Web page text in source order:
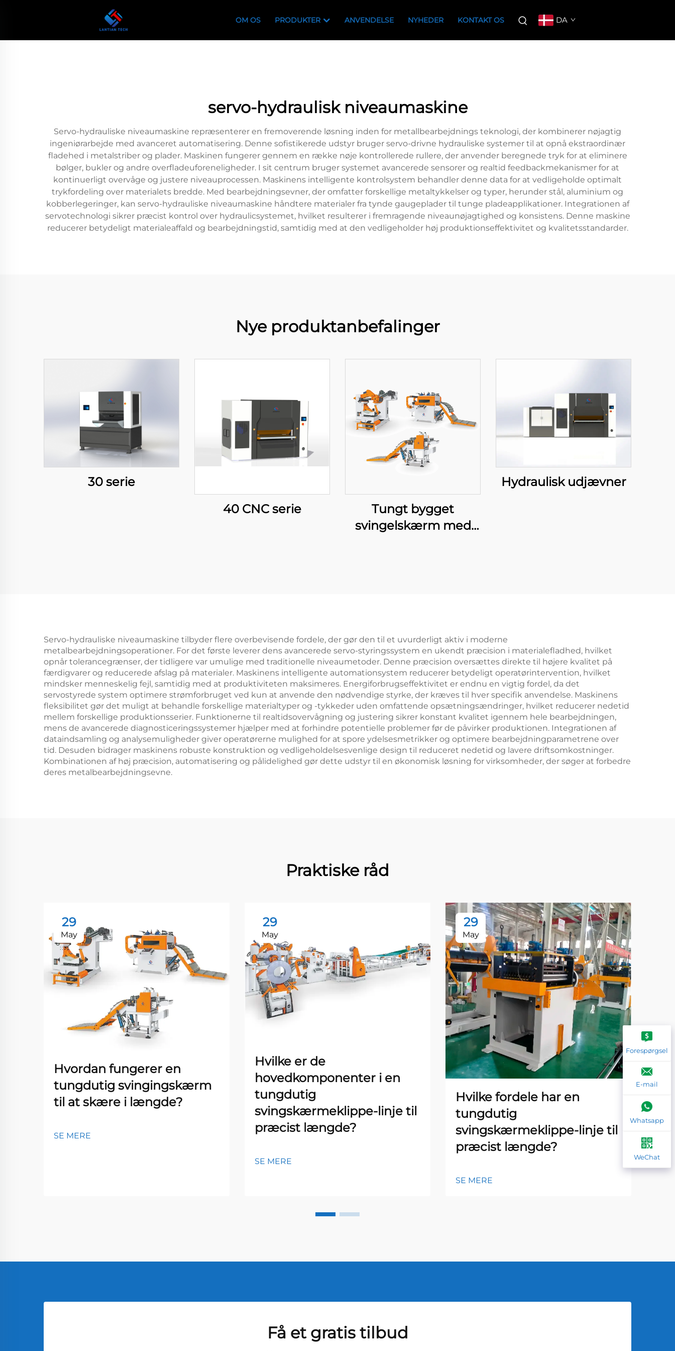
OM OS PRODUKTER ANVENDELSE NYHEDER KONTAKT OS DA
servo-hydraulisk niveaumaskine
Servo-hydrauliske niveaumaskine repræsenterer en fremoverende løsning inden for metallbearbejdnings teknologi, der kombinerer nøjagtig
ingeniørarbejde med avanceret automatisering. Denne sofistikerede udstyr bruger servo-drivne hydrauliske systemer til at opnå ekstraordinær
fladehed i metalstriber og plader. Maskinen fungerer gennem en række nøje kontrollerede rullere, der anvender beregnede tryk for at eliminere
bølger, bukler og andre overfladeuforeneligheder. I sit centrum bruger systemet avancerede sensorer og realtid feedbackmekanismer for at
kontinuerligt overvåge og justere niveauprocessen. Maskinens intelligente kontrolsystem behandler denne data for at vedligeholde optimalt
trykfordeling over materialets bredde. Med bearbejdningsevner, der omfatter forskellige metaltykkelser og typer, herunder stål, aluminium og
kobberlegeringer, kan servo-hydrauliske niveaumaskine håndtere materialer fra tynde gaugeplader til tunge pladeapplikationer. Integrationen af
servotechnologi sikrer præcist kontrol over hydraulicsystemet, hvilket resulterer i fremragende niveaunøjagtighed og konsistens. Denne maskine
reducerer betydeligt materialeaffald og bearbejdningstid, samtidig med at den vedligeholder høj produktionseffektivitet og kvalitetsstandarder.
Nye produktanbefalinger
30 serie
40 CNC serie
Tungt bygget
svingelskærm med
Hydraulisk udjævner
Servo-hydrauliske niveaumaskine tilbyder flere overbevisende fordele, der gør den til et uvurderligt aktiv i moderne
metalbearbejdningsoperationer. For det første leverer dens avancerede servo-styringssystem en ukendt præcision i materialefladhed, hvilket
opnår tolerancegrænser, der tidligere var umulige med traditionelle niveaumetoder. Denne præcision oversættes direkte til højere kvalitet på
færdigvarer og reducerede afslag på materialer. Maskinens intelligente automationsystem reducerer betydeligt operatørintervention, hvilket
mindsker menneskelig fejl, samtidig med at produktiviteten maksimeres. Energiforbrugseffektivitet er endnu en vigtig fordel, da det
servostyrede system optimere strømforbruget ved kun at anvende den nødvendige styrke, der kræves til hver specifik anvendelse. Maskinens
fleksibilitet gør det muligt at behandle forskellige materialtyper og -tykkeder uden omfattende opsætningsændringer, hvilket reducerer nedetid
mellem forskellige produktionsserier. Funktionerne til realtidsovervågning og justering sikrer konstant kvalitet igennem hele bearbejdningen,
mens de avancerede diagnosticeringssystemer hjælper med at forhindre potentielle problemer før de påvirker produktionen. Integrationen af
dataindsamling og analysemuligheder giver operatørerne mulighed for at spore ydelsesmetrikker og optimere bearbejdningparametrene over
tid. Desuden bidrager maskinens robuste konstruktion og vedligeholdelsesvenlige design til reduceret nedetid og lavere driftsomkostninger.
Kombinationen af høj præcision, automatisering og pålidelighed gør dette udstyr til en økonomisk løsning for virksomheder, der søger at forbedre
deres metalbearbejdningsevne.
Praktiske råd
29
May
Hvordan fungerer en
tungdutig svingingskærm
til at skære i længde?
SE MERE
29
May
Hvilke er de
hovedkomponenter i en
tungdutig
svingskærmeklippe-linje til
præcist længde?
SE MERE
29
May
Hvilke fordele har en
tungdutig
svingskærmeklippe-linje til
præcist længde?
SE MERE
Få et gratis tilbud
Forespørgsel
E-mail
Whatsapp
WeChat